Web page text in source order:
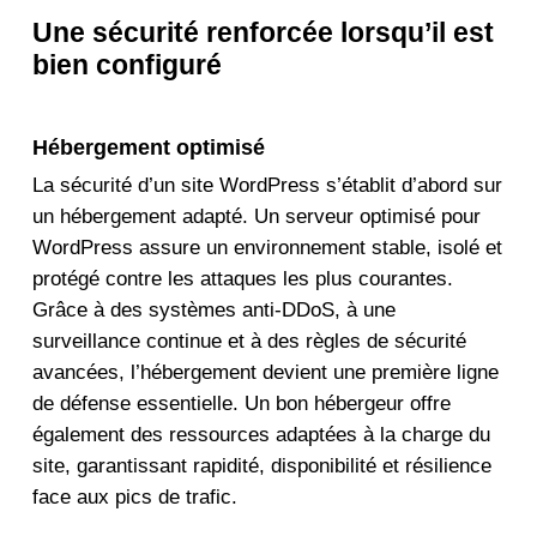
Une sécurité renforcée lorsqu’il est
bien configuré
Hébergement optimisé
La sécurité d’un site WordPress s’établit d’abord sur
un hébergement adapté. Un serveur optimisé pour
WordPress assure un environnement stable, isolé et
protégé contre les attaques les plus courantes.
Grâce à des systèmes anti-DDoS, à une
surveillance continue et à des règles de sécurité
avancées, l’hébergement devient une première ligne
de défense essentielle. Un bon hébergeur offre
également des ressources adaptées à la charge du
site, garantissant rapidité, disponibilité et résilience
face aux pics de trafic.